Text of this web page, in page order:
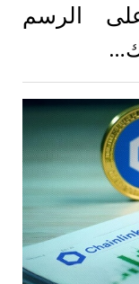
الرسم